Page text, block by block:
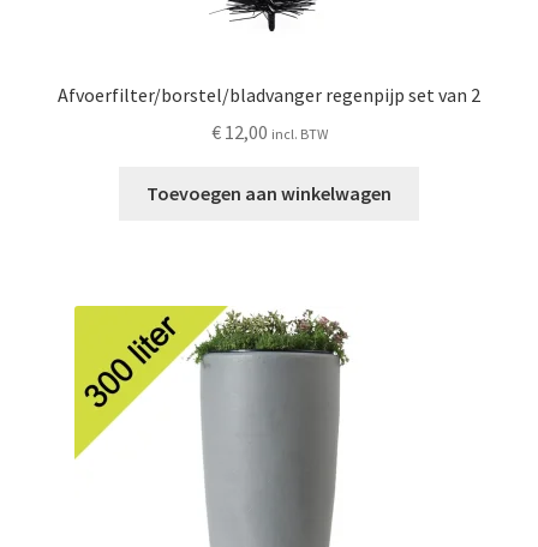
Afvoerfilter/borstel/bladvanger regenpijp set van 2
€12,00 incl. BTW
Toevoegen aan winkelwagen